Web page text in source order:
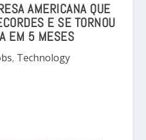
AMERICANA QUE
E SE TORNOU
EM 5 MESES
, Technology